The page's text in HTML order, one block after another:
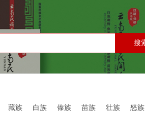
藏族 白族 傣族 苗族 壮族 怒族